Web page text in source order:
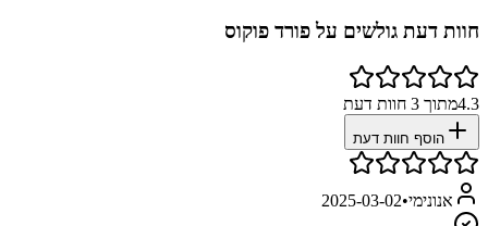
חוות דעת גולשים על פורד פוקוס
4.3מתוך 3 חוות דעת
הוסף חוות דעת
אנונימי•
2025-03-02